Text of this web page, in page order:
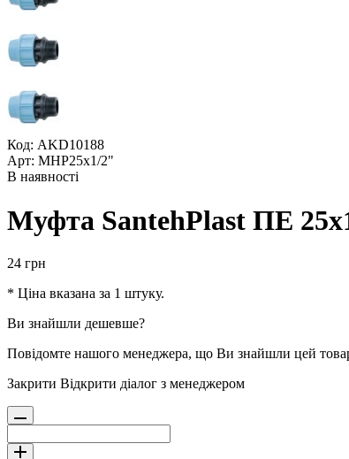
Код: AKD10188
Арт: МНР25x1/2"
В наявності
Муфта SantehPlast ПЕ
24 грн
* Ціна вказана за 1 штуку.
Ви знайшли дешевше?
Повідомте нашого менеджера, що Ви знайшли цей
Закрити Відкрити діалог з менеджером